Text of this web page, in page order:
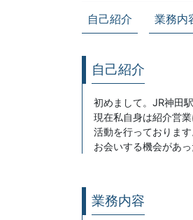
自己紹介 業務内
自己紹介
初めまして。JR神田
現在私自身は紹介営
活動を行っております
お会いする機会があ
業務内容